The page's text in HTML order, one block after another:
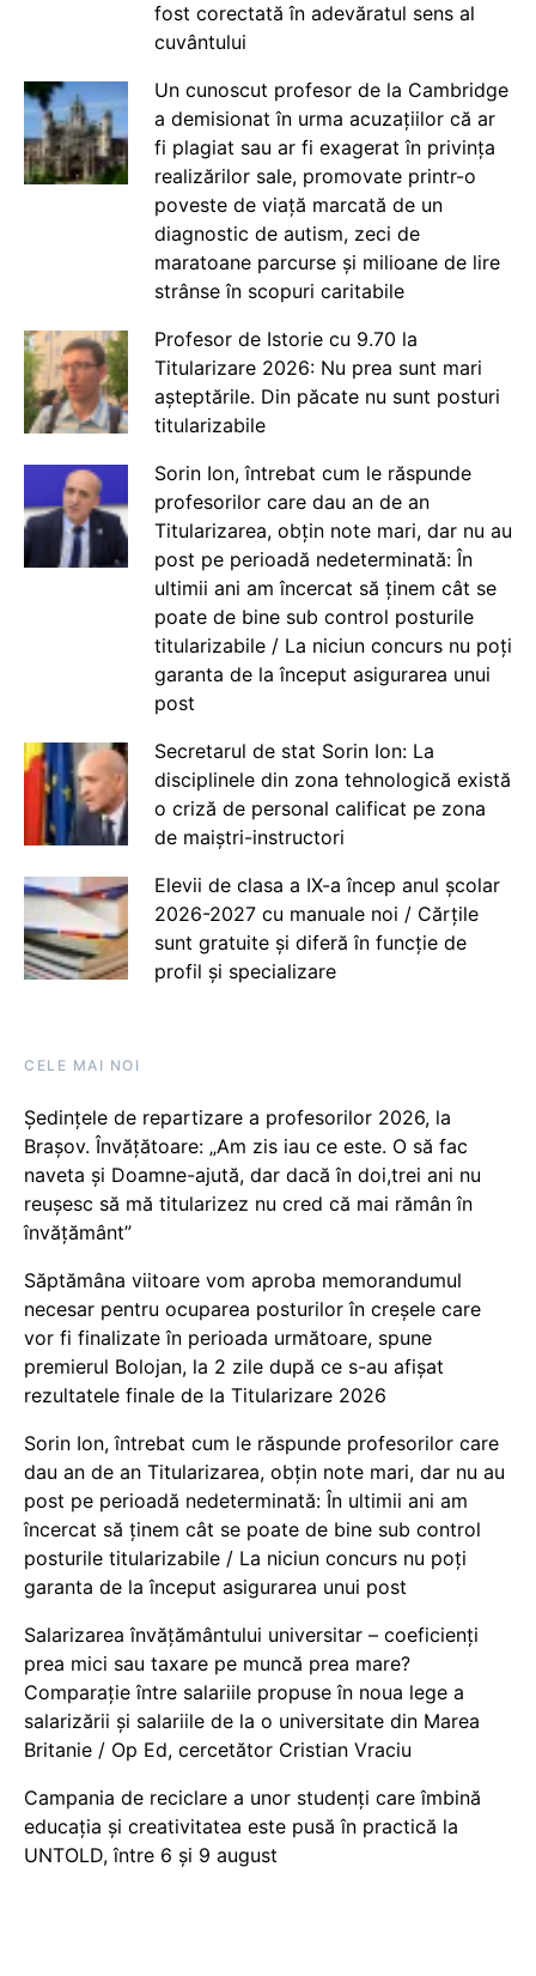
fost corectată în adevăratul sens al
cuvântului
Un cunoscut profesor de la Cambridge
a demisionat în urma acuzațiilor că ar
fi plagiat sau ar fi exagerat în privința
realizărilor sale, promovate printr-o
poveste de viață marcată de un
diagnostic de autism, zeci de
maratoane parcurse și milioane de lire
strânse în scopuri caritabile
Profesor de Istorie cu 9.70 la
Titularizare 2026: Nu prea sunt mari
așteptările. Din păcate nu sunt posturi
titularizabile
Sorin Ion, întrebat cum le răspunde
profesorilor care dau an de an
Titularizarea, obțin note mari, dar nu au
post pe perioadă nedeterminată: În
ultimii ani am încercat să ținem cât se
poate de bine sub control posturile
titularizabile / La niciun concurs nu poți
garanta de la început asigurarea unui
post
Secretarul de stat Sorin Ion: La
disciplinele din zona tehnologică există
o criză de personal calificat pe zona
de maiștri-instructori
Elevii de clasa a IX-a încep anul școlar
2026-2027 cu manuale noi / Cărțile
sunt gratuite și diferă în funcție de
profil și specializare
CELE MAI NOI
Ședințele de repartizare a profesorilor 2026, la
Brașov. Învățătoare: „Am zis iau ce este. O să fac
naveta și Doamne-ajută, dar dacă în doi,trei ani nu
reușesc să mă titularizez nu cred că mai rămân în
învățământ”
Săptămâna viitoare vom aproba memorandumul
necesar pentru ocuparea posturilor în creșele care
vor fi finalizate în perioada următoare, spune
premierul Bolojan, la 2 zile după ce s-au afișat
rezultatele finale de la Titularizare 2026
Sorin Ion, întrebat cum le răspunde profesorilor care
dau an de an Titularizarea, obțin note mari, dar nu au
post pe perioadă nedeterminată: În ultimii ani am
încercat să ținem cât se poate de bine sub control
posturile titularizabile / La niciun concurs nu poți
garanta de la început asigurarea unui post
Salarizarea învățământului universitar – coeficienți
prea mici sau taxare pe muncă prea mare?
Comparație între salariile propuse în noua lege a
salarizării și salariile de la o universitate din Marea
Britanie / Op Ed, cercetător Cristian Vraciu
Campania de reciclare a unor studenți care îmbină
educația și creativitatea este pusă în practică la
UNTOLD, între 6 și 9 august